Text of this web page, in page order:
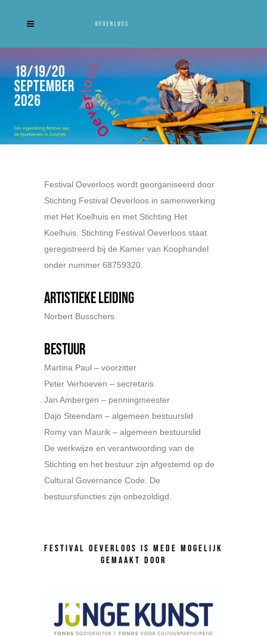
Festival Oeverloos wordt georganiseerd door
Stichting Festival Oeverloos in samenwerking
met Het Koelhuis en met Stichting Het
Koelhuis. Stichting Festival Oeverloos staat
geregistreerd bij de Kamer van Koophandel
onder nummer 68759320.
Artistieke Leiding
Norbert Busschers
Bestuur
Martina Paul – voorzitter
Peter Verhoeven – secretaris
Jan Ambergen – penningmeester
Dajo Steendam – algemeen bestuurslid
Romy van Maurik – algemeen bestuurslid
De werkwijze en verantwoording van de
Stichting en het bestuur zijn afgestemd op de
Cultural Governance Code. De
bestuursfuncties zijn onbezoldigd.
Festival Oeverloos is mede mogelijk
gemaakt door